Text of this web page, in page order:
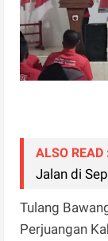
ALSO READ
Jalan di
Tulang
Perjuangan